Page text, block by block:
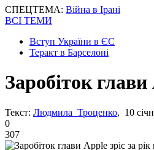
СПЕЦТЕМА: Війна в Ірані
ВСІ ТЕМИ
Вступ України в ЄС
Теракт в Барселоні
Заробіток
Текст: Людмила Троценко, 10
0
307